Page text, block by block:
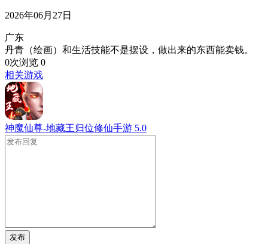
2026年06月27日
广东
丹青（绘画）和生活技能不是摆设，做出来的东西能卖钱。
0次浏览 0
相关游戏
神魔仙尊-地藏王归位修仙手游 5.0
发布